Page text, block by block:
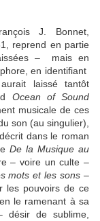
J. Bonnet,
reprend en partie
– mais en
en identifiant
laissé tantôt
Ocean of Sound
musicale de ces
son (au singulier),
dans le roman
De la Musique au
– voire un culte –
mots et les sons –
les pouvoirs de ce
le ramenant à sa
de sublime,